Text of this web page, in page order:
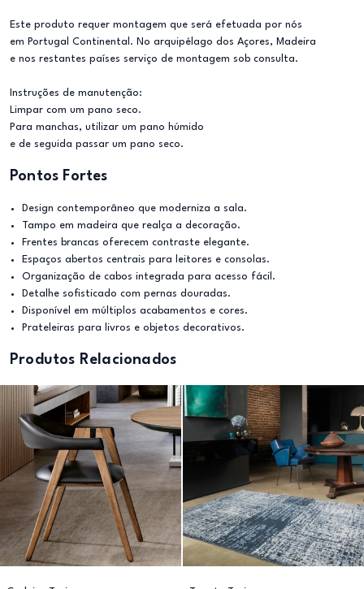
Este produto requer montagem que será efetuada por nós
em Portugal Continental. No arquipélago dos Açores, Madeira
e nos restantes países serviço de montagem sob consulta.
Instruções de manutenção:
Limpar com um pano seco.
Para manchas, utilizar um pano húmido
e de seguida passar um pano seco.
Pontos Fortes
Design contemporâneo que moderniza a sala.
Tampo em madeira que realça a decoração.
Frentes brancas oferecem contraste elegante.
Espaços abertos centrais para leitores e consolas.
Organização de cabos integrada para acesso fácil.
Detalhe sofisticado com pernas douradas.
Disponível em múltiplos acabamentos e cores.
Prateleiras para livros e objetos decorativos.
Produtos Relacionados